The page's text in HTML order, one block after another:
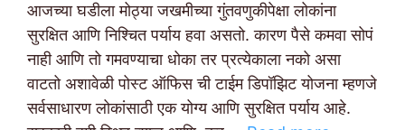
आजच्या घडीला मोठ्या जखमीच्या गुंतवणुकीपेक्षा लोकांना
सुरक्षित आणि निश्चित पर्याय हवा असतो. कारण पैसे कमवा सोपं
नाही आणि तो गमवण्याचा धोका तर प्रत्येकाला नको असा
वाटतो अशावेळी पोस्ट ऑफिस ची टाईम डिपॉझिट योजना म्हणजे
सर्वसाधारण लोकांसाठी एक योग्य आणि सुरक्षित पर्याय आहे.